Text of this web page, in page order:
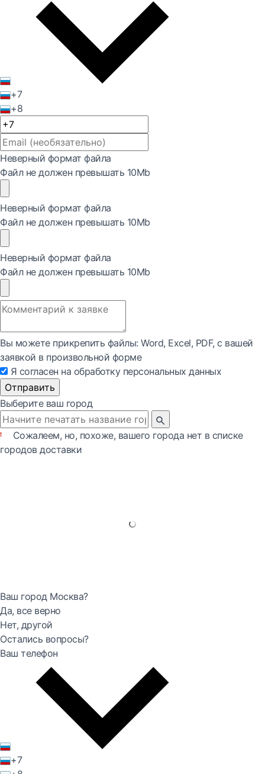
+7
+8
Неверный формат файла
Файл не должен превышать 10Mb
Неверный формат файла
Файл не должен превышать 10Mb
Неверный формат файла
Файл не должен превышать 10Mb
Вы можете прикрепить файлы: Word, Exсel, PDF, с вашей
заявкой в произвольной форме
Я согласен на обработку персональных данных
Отправить
Выберите ваш город
Сожалеем, но, похоже, вашего города нет в списке
городов доставки
Ваш город Москва?
Да, все верно
Нет, другой
Остались вопросы?
Ваш телефон
+7